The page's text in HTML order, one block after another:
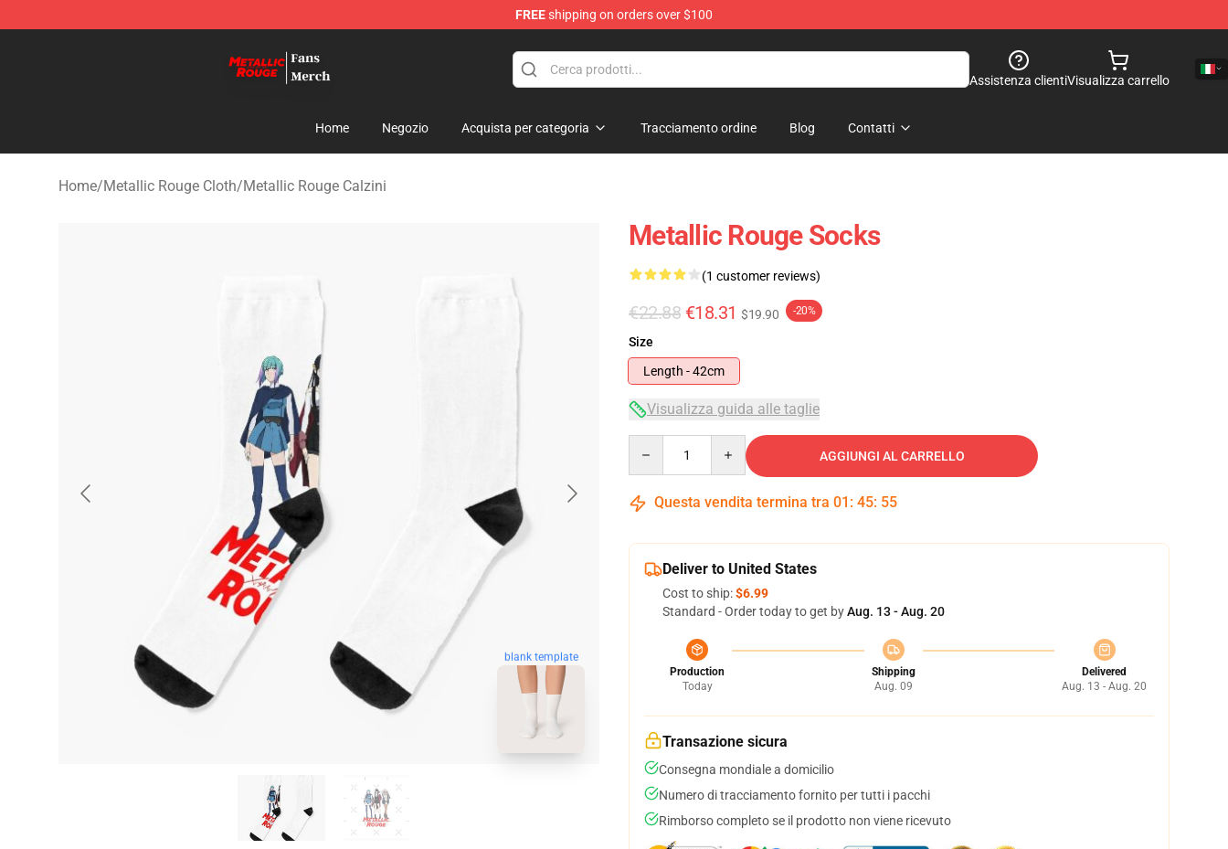
FREEshipping on orders over $100
Assistenza clientiVisualizza carrello
Home Negozio Acquista per categoria Tracciamento ordine Blog Contatti
Home/Metallic Rouge Cloth/Metallic Rouge Calzini
blank template
Metallic Rouge Socks
(1 customer reviews)
€22.88 €18.31 $19.90 -20%
Size
Length - 42cm
Visualizza guida alle taglie
AGGIUNGI AL CARRELLO
Questa vendita termina tra 01 : 45: 54
Deliver to United States
Cost to ship:$6.99
Standard - Order today to get byAug. 13 - Aug. 20
Production
Today
Shipping
Aug. 09
Delivered
Aug. 13 - Aug. 20
Transazione sicura
Consegna mondiale a domicilio
Numero di tracciamento fornito per tutti i pacchi
Rimborso completo se il prodotto non viene ricevuto